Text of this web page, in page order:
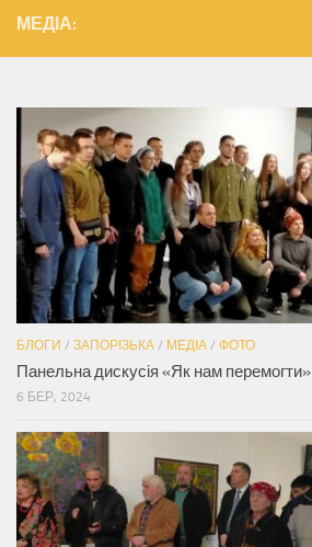
МЕДІА:
БЛОГИ / ЗАПОРІЗЬКА / МЕДІА / ФОТО
Панельна дискусія «Як нам перемогти»
6 БЕР, 2024